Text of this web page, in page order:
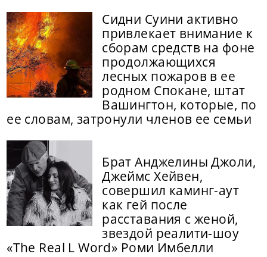
Сидни Суини активно
привлекает внимание к
сборам средств на фоне
продолжающихся
лесных пожаров в ее
родном Спокане, штат
Вашингтон, которые, по
ее словам, затронули членов ее семьи
Брат Анджелины Джоли,
Джеймс Хейвен,
совершил каминг-аут
как гей после
расставания с женой,
звездой реалити-шоу
«The Real L Word» Роми Имбелли